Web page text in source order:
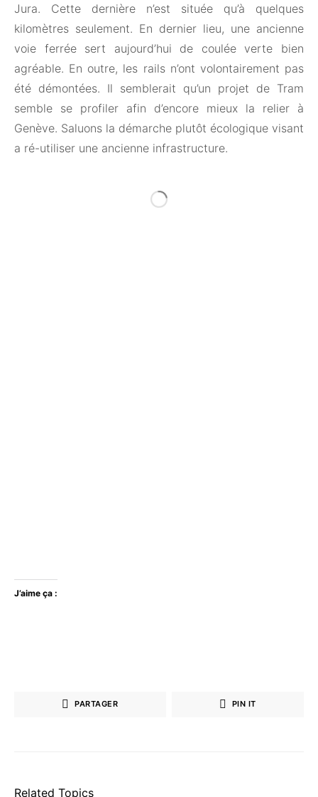
Jura. Cette dernière n’est située qu’à quelques
kilomètres seulement. En dernier lieu, une ancienne
voie ferrée sert aujourd’hui de coulée verte bien
agréable. En outre, les rails n’ont volontairement pas
été démontées. Il semblerait qu’un projet de Tram
semble se profiler afin d’encore mieux la relier à
Genève. Saluons la démarche plutôt écologique visant
a ré-utiliser une ancienne infrastructure.
J’aime ça :
PARTAGER PIN IT
Related Topics